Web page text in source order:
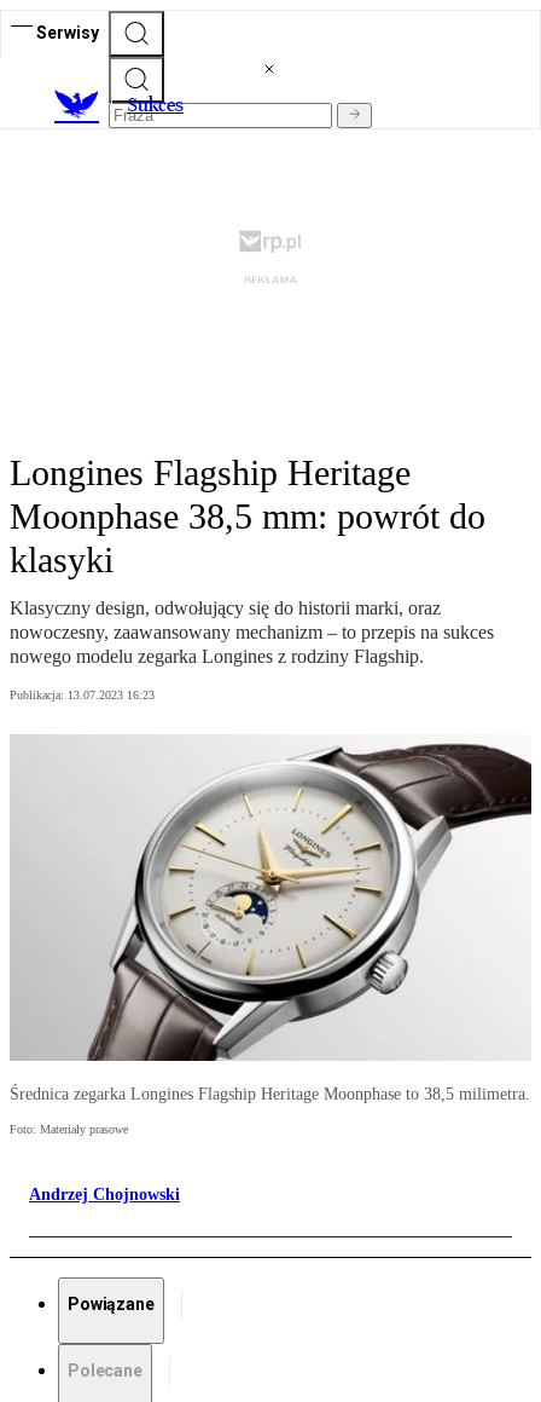
Serwisy
Sukces
Longines Flagship Heritage
Moonphase 38,5 mm: powrót do
klasyki
Klasyczny design, odwołujący się do historii marki, oraz
nowoczesny, zaawansowany mechanizm – to przepis na sukces
nowego modelu zegarka Longines z rodziny Flagship.
Publikacja: 13.07.2023 16:23
Średnica zegarka Longines Flagship Heritage Moonphase to 38,5 milimetra.
Foto: Materiały prasowe
Andrzej Chojnowski
Powiązane
Polecane